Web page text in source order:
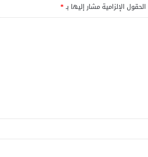
الحقول الإلزامية مشار إليها بـ*